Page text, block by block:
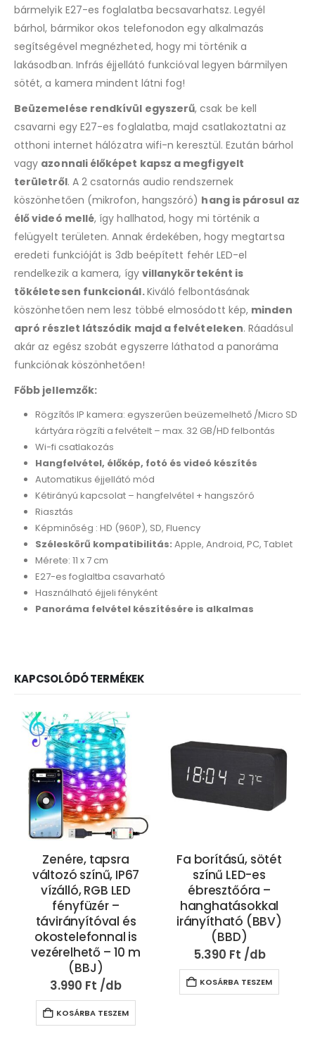
bármelyik E27-es foglalatba becsavarhatsz. Legyél
bárhol, bármikor okos telefonodon egy alkalmazás
segítségével megnézheted, hogy mi történik a
lakásodban. Infrás éjjellátó funkcióval legyen bármilyen
sötét, a kamera mindent látni fog!
Beüzemelése rendkívül egyszerű, csak be kell
csavarni egy E27-es foglalatba, majd csatlakoztatni az
otthoni internet hálózatra wifi-n keresztül. Ezután bárhol
vagy azonnali élőképet kapsz a megfigyelt
területről. A 2 csatornás audio rendszernek
köszönhetően (mikrofon, hangszóró) hang is párosul az
élő videó mellé, így hallhatod, hogy mi történik a
felügyelt területen. Annak érdekében, hogy megtartsa
eredeti funkcióját is 3db beépített fehér LED-el
rendelkezik a kamera, így villanykörteként is
tökéletesen funkcionál.Kiváló felbontásának
köszönhetően nem lesz többé elmosódott kép, minden
apró részlet látszódik majd a felvételeken. Ráadásul
akár az egész szobát egyszerre láthatod a panoráma
funkciónak köszönhetően!
Főbb jellemzők:
Rögzítős IP kamera: egyszerűen beüzemelhető /Micro SD
kártyára rögzíti a felvételt – max. 32 GB/HD felbontás
Wi-fi csatlakozás
Hangfelvétel, élőkép, fotó és videó készítés
Automatikus éjjellátó mód
Kétirányú kapcsolat – hangfelvétel + hangszóró
Riasztás
Képminőség : HD (960P), SD, Fluency
Széleskörű kompatibilitás: Apple, Android, PC, Tablet
Mérete: 11 x 7 cm
E27-es foglaltba csavarható
Használható éjjeli fényként
Panoráma felvétel készítésére is alkalmas
KAPCSOLÓDÓ TERMÉKEK
Zenére, tapsra
változó színű, IP67
vízálló, RGB LED
fényfüzér –
távirányítóval és
okostelefonnal is
vezérelhető – 10 m
(BBJ)
3.990 Ft
KOSÁRBA TESZEM
Fa borítású, sötét
színű LED-es
ébresztőóra –
hanghatásokkal
irányítható (BBV)
(BBD)
5.390 Ft
KOSÁRBA TESZEM